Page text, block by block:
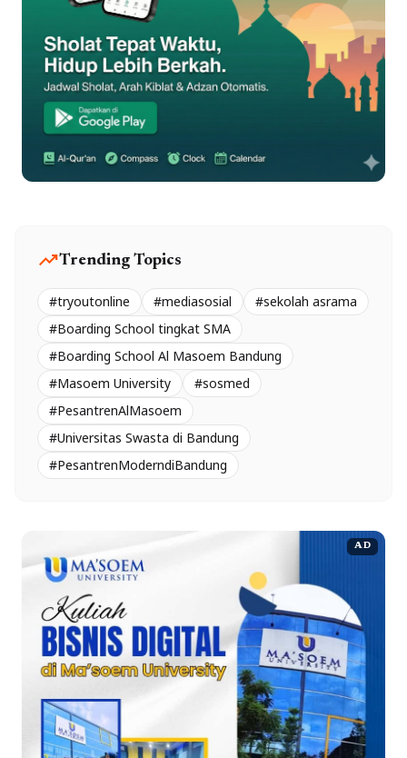
trending_upTrending Topics
#tryoutonline #mediasosial
#sekolah asrama
#Boarding School tingkat SMA
#Boarding School Al Masoem Bandung
#Masoem University
#sosmed
#PesantrenAlMasoem
#Universitas Swasta di Bandung
#PesantrenModerndiBandung
AD